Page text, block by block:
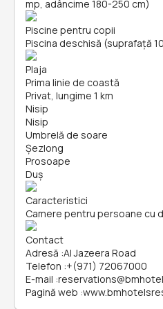
mp, adâncime 180-250 cm)
Piscine pentru copii
Piscina deschisă (suprafață
Plaja
Prima linie de coastă
Privat, lungime 1 km
Nisip
Nisip
Umbrelă de soare
Șezlong
Prosoape
Duș
Caracteristici
Camere pentru persoane cu
Contact
Adresă :Al Jazeera Road
Telefon :+(971) 72067000
E-mail :
Pagină web :